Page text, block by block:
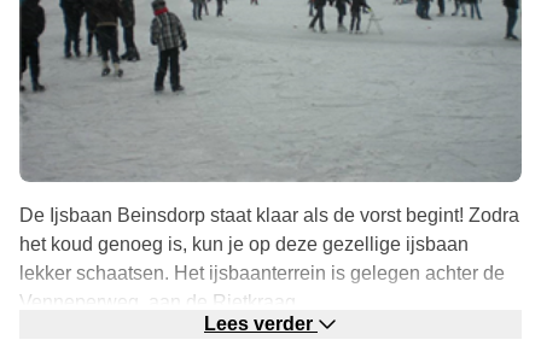
De Ijsbaan Beinsdorp staat klaar als de vorst begint! Zodra
het koud genoeg is, kun je op deze gezellige ijsbaan
lekker schaatsen. Het ijsbaanterrein is gelegen achter de
Venneperweg, aan de Rietkraag.
Lees verder